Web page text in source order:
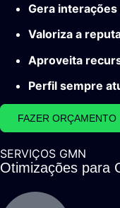
Gera interações
Valoriza a
Aproveita
Perfil sempre
FAZER ORÇAMENTO
SERVIÇOS GMN
Otimizações para